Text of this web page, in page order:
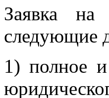
Заявка на
следующие
1) полное